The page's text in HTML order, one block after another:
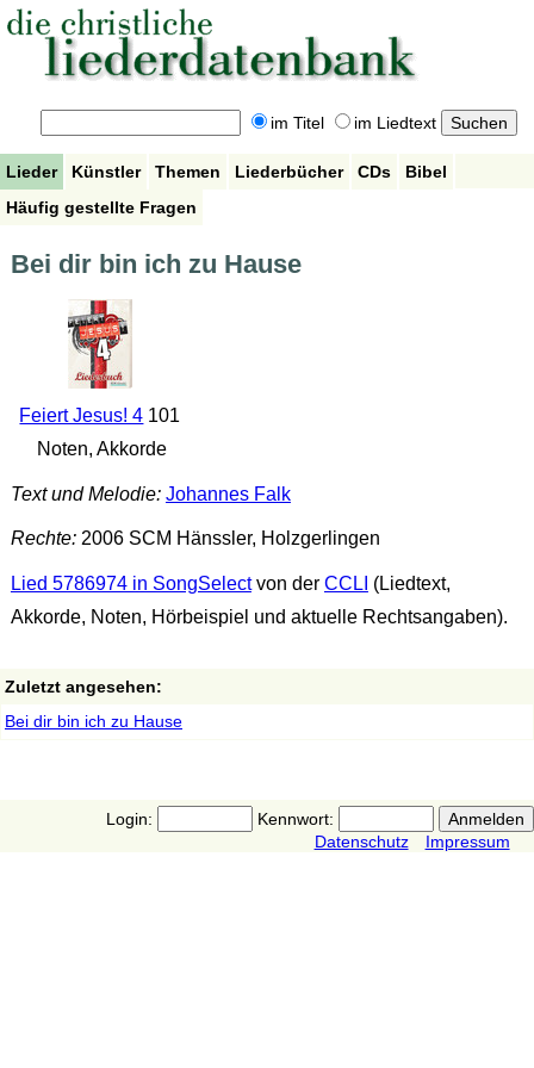
im Titel im Liedtext
Lieder Künstler Themen Liederbücher CDs
Bibel
Häufig gestellte Fragen
Bei dir bin ich zu Hause
Feiert Jesus! 4 101
Noten, Akkorde
Text und Melodie: Johannes Falk
Rechte:2006 SCM Hänssler, Holzgerlingen
Lied 5786974 in SongSelectvon der CCLI (Liedtext,
Akkorde, Noten, Hörbeispiel und aktuelle Rechtsangaben).
Zuletzt angesehen:
Bei dir bin ich zu Hause
Login:
Kennwort:
Datenschutz
Impressum